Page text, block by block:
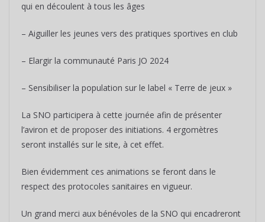
qui en découlent à tous les âges
– Aiguiller les jeunes vers des pratiques sportives en club
– Elargir la communauté Paris JO 2024
– Sensibiliser la population sur le label « Terre de jeux »
La SNO participera à cette journée afin de présenter
l’aviron et de proposer des initiations. 4 ergomètres
seront installés sur le site, à cet effet.
Bien évidemment ces animations se feront dans le
respect des protocoles sanitaires en vigueur.
Un grand merci aux bénévoles de la SNO qui encadreront